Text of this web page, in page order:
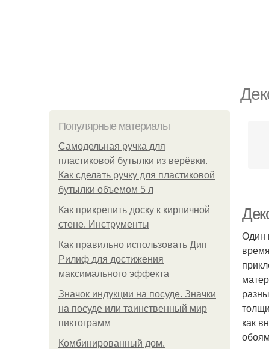
Популярные материалы
Самодельная ручка для
пластиковой бутылки из верёвки.
Как сделать ручку для пластиковой
бутылки объемом 5 л
Как прикрепить доску к кирпичной
стене. Инструменты
Как правильно использовать Дип
Рилиф для достижения
максимального эффекта
Значок индукции на посуде. Значки
на посуде или таинственный мир
пиктограмм
Комбинированный дом.
Один
как